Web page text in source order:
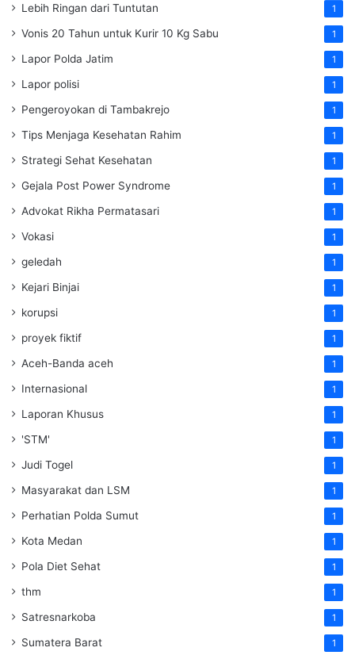
Lebih Ringan dari Tuntutan 1
Vonis 20 Tahun untuk Kurir 10 Kg Sabu 1
Lapor Polda Jatim 1
Lapor polisi 1
Pengeroyokan di Tambakrejo 1
Tips Menjaga Kesehatan Rahim 1
Strategi Sehat Kesehatan 1
Gejala Post Power Syndrome 1
Advokat Rikha Permatasari 1
Vokasi 1
geledah 1
Kejari Binjai 1
korupsi 1
proyek fiktif 1
Aceh-Banda aceh 1
Internasional 1
Laporan Khusus 1
'STM' 1
Judi Togel 1
Masyarakat dan LSM 1
Perhatian Polda Sumut 1
Kota Medan 1
Pola Diet Sehat 1
thm 1
Satresnarkoba 1
Sumatera Barat 1